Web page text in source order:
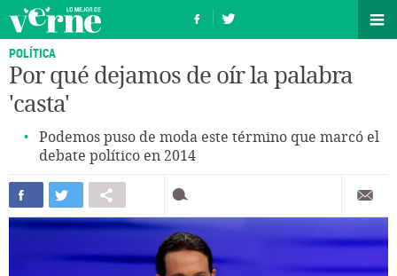
POLÍTICA
Por qué dejamos de oír la palabra
'casta'
Podemos puso de moda este término que marcó el
debate político en 2014